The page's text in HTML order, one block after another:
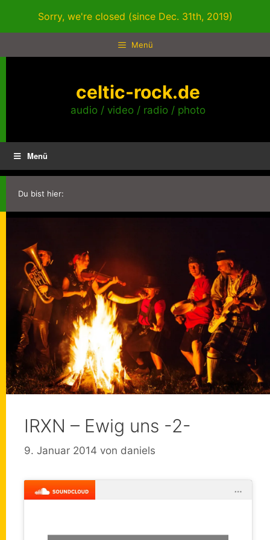
Sorry, we're closed (since Dec. 31th, 2019)
Menü
celtic-rock.de
audio / video / radio / photo
Menü
Du bist hier:
IRXN – Ewig uns -2-
9. Januar 2014 von daniels